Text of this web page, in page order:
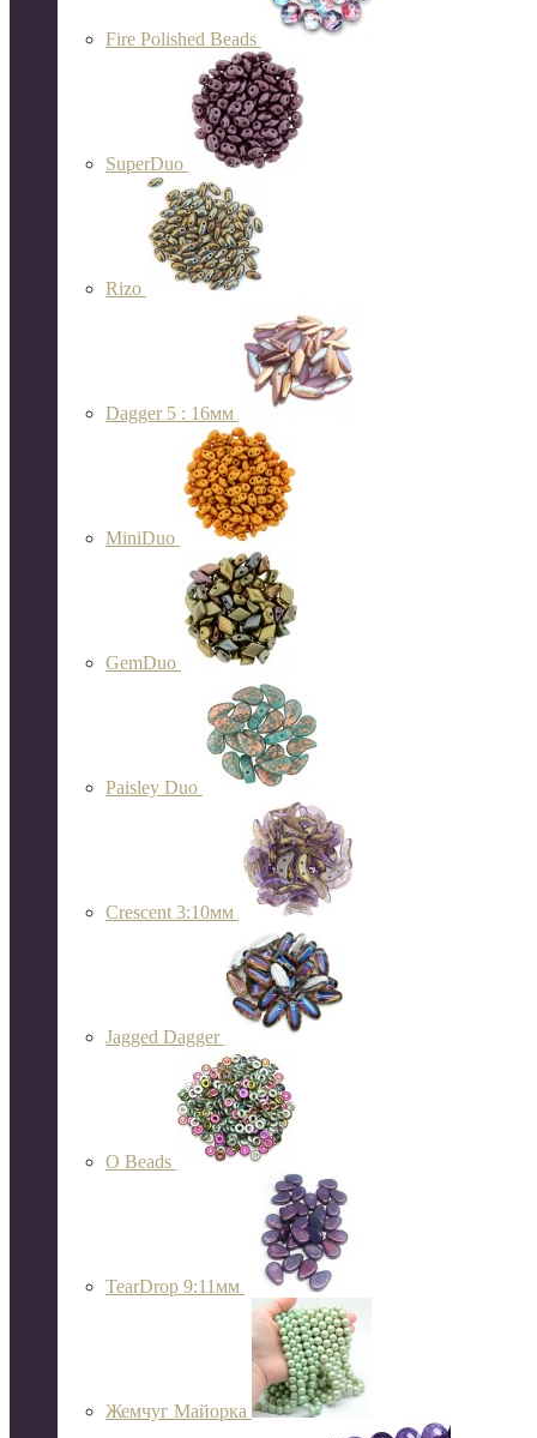
Fire Polished Beads
SuperDuo
Rizo
Dagger 5 : 16мм
MiniDuo
GemDuo
Paisley Duo
Crescent 3:10мм
Jagged Dagger
O Beads
TearDrop 9:11мм
Жемчуг Майорка